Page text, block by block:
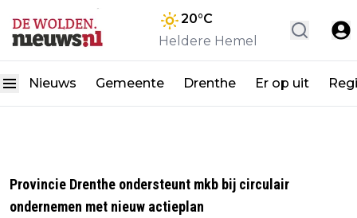
20°C
Heldere Hemel
Nieuws Gemeente Drenthe Er op uit
Provincie Drenthe ondersteunt mkb bij circulair
ondernemen met nieuw actieplan